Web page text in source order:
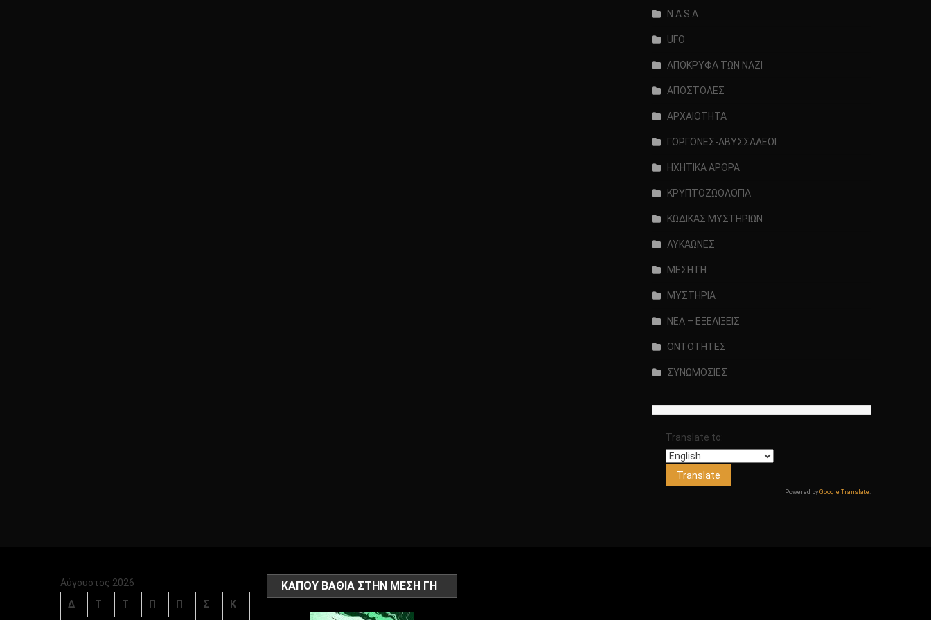
N.A.S.A.
UFO
ΑΠΟΚΡΥΦΑ ΤΩΝ ΝΑΖΙ
ΑΠΟΣΤΟΛΕΣ
ΑΡΧΑΙΟΤΗΤΑ
ΓΟΡΓΟΝΕΣ-ΑΒΥΣΣΑΛΕΟΙ
ΗΧΗΤΙΚΑ ΑΡΘΡΑ
ΚΡΥΠΤΟΖΩΟΛΟΓΙΑ
ΚΩΔΙΚΑΣ ΜΥΣΤΗΡΙΩΝ
ΛΥΚΑΩΝΕΣ
ΜΕΣΗ ΓΗ
ΜΥΣΤΗΡΙΑ
ΝΕΑ – ΕΞΕΛΙΞΕΙΣ
ΟΝΤΟΤΗΤΕΣ
ΣΥΝΩΜΟΣΙΕΣ
Translate to:
Powered by Google Translate .
Αύγουστος 2026
Δ
Τ Τ Π Π Σ Κ
ΚΑΠΟΥ ΒΑΘΙΑ ΣΤΗΝ ΜΕΣΗ ΓΗ